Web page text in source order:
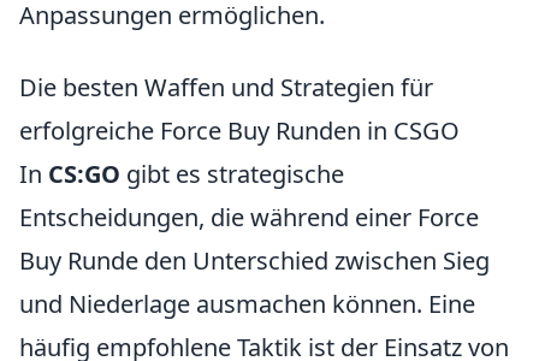
Anpassungen ermöglichen.
Die besten Waffen und Strategien für
erfolgreiche Force Buy Runden in CSGO
In CS:GO gibt es strategische
Entscheidungen, die während einer Force
Buy Runde den Unterschied zwischen Sieg
und Niederlage ausmachen können. Eine
häufig empfohlene Taktik ist der Einsatz von